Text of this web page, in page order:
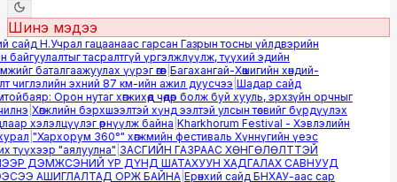
Шинэ мэдээ
сайд Н.Учрал гацаанаас гарсан Газрын тосны үйлдвэрийн
тасралтгүй үргэлжлүүлж, түүхий эдийн
баталгаажуулах үүрэг өгөв|Багахангай-Хөшигийн хөндий-
эхний 87 км-ийн ажил дуусчээ|Шадар сайд
Орон нутаг хөгжихөд чөдөр болж буй хууль, эрхзүйн орчныг
|Хөгжлийн бэрхшээлтэй хүнд ээлтэй улсын төсвийг бүрдүүлэх
хэлэлцүүлэг өрнүүлж байна|Kharkhorum Festival - Хэвлэлийн
|"Хархорум 360°" хөгжмийн фестиваль Хүннүгийн үеэс
"аялуулна"|ЗАСГИЙН ГАЗРААС ХӨНГӨЛӨЛТТЭЙ
ДЭМЖСЭНИЙ ҮР ДҮНД ШАТАХУУН ХАДГАЛАХ САВНУУД
АШИГЛАЛТАД ОРЖ БАЙНА|Ерөнхий сайд БНХАУ-аас сар